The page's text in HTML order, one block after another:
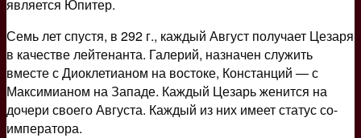
является Юпитер.
Семь лет спустя, в 292 г., каждый Август получает Цезаря
в качестве лейтенанта. Галерий, назначен служить
вместе с Диоклетианом на востоке, Констанций — с
Максимианом на Западе. Каждый Цезарь женится на
дочери своего Августа. Каждый из них имеет статус со-
императора.